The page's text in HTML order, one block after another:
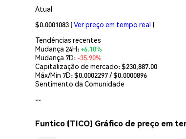
Atual
$0.0001083 (Ver preço em tempo real )
Tendências recentes
Mudança 24H:+6.10%
Mudança 7D: -35.90%
Capitalização de mercado:$230,887.00
Máx/Mín 7D: $0.0002297/ $0.0000896
Sentimento da Comunidade
--
Funtico (TICO) Gráfico de preço em